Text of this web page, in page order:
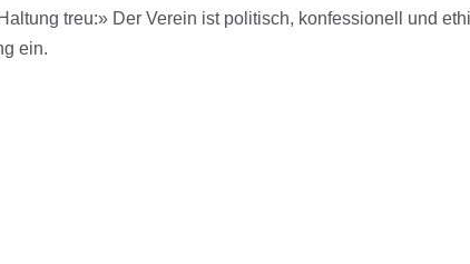
treu:» Der Verein ist politisch, konfessionell und
ein.